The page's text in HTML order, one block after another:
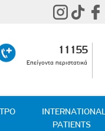
11155
Επείγοντα περιστατικά
PATIENTS